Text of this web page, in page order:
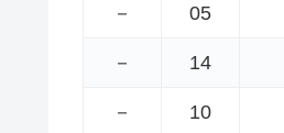
－ 05
－ 14
－ 10